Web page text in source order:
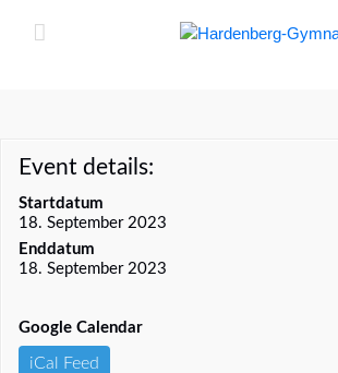
Event details:
Startdatum
18. September 2023
Enddatum
18. September 2023
Google Calendar
iCal Feed